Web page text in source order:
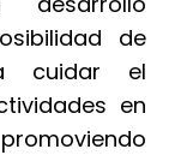
de
cuidar el
en